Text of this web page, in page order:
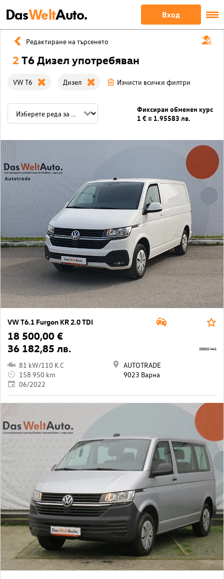
DasWeltAuto. Вход
Редактиране на търсенето
2 T6 Дизел употребяван
VW T6 Дизел Изчисти всички филтри
Фиксиран обменен курс
1 € = 1.95583 лв.
VW T6.1 Furgon KR 2.0 TDI
18 500,00 €
36 182,85 лв.
81 kW/110 K.C
158 950 km
06/2022
AUTOTRADE
9023 Варна
20002/441